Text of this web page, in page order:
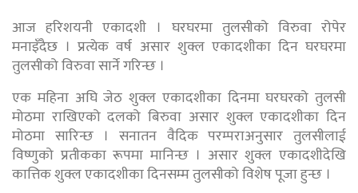
आज हरिशयनी एकादशी । घरघरमा तुलसीको विरुवा रोपेर
मनाइँदैछ । प्रत्येक वर्ष असार शुक्ल एकादशीका दिन घरघरमा
तुलसीको विरुवा सार्ने गरिन्छ ।
एक महिना अघि जेठ शुक्ल एकादशीका दिनमा घरघरको तुलसी
मोठमा राखिएको दलको बिरुवा असार शुक्ल एकादशीका दिन
मोठमा सारिन्छ । सनातन वैदिक परम्पराअनुसार तुलसीलाई
विष्णुको प्रतीकका रूपमा मानिन्छ । असार शुक्ल एकादशीदेखि
कात्तिक शुक्ल एकादशीका दिनसम्म तुलसीको विशेष पूजा हुन्छ ।